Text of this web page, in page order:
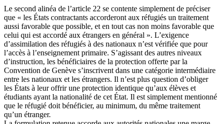
Le second alinéa de l’article 22 se contente simplement de préciser
que « les États contractants accorderont aux réfugiés un traitement
aussi favorable que possible, et en tout cas non moins favorable que
celui qui est accordé aux étrangers en général ». L’exigence
d’assimilation des réfugiés à des nationaux n’est vérifiée que pour
l’accès à l’enseignement primaire. S’agissant des autres niveaux
d’instruction, les bénéficiaires de la protection offerte par la
Convention de Genève s’inscrivent dans une catégorie intermédiaire
entre les nationaux et les étrangers. Il n’est plus question d’obliger
les États à leur offrir une protection identique qu’aux élèves et
étudiants ayant la nationalité de cet État. Il est simplement mentionné
que le réfugié doit bénéficier, au minimum, du même traitement
qu’un étranger.